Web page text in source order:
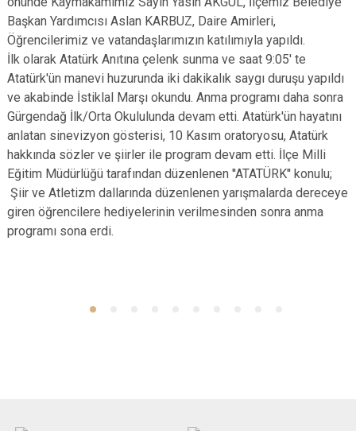
Düzköy
Hayrat
Yomra
Ortahisar
Başkan Yardımcısı Aslan KARBUZ, Daire Amirleri,
Öğrencilerimiz ve vatandaşlarımızın katılımıyla yapıldı.
İlk olarak Atatürk Anıtına çelenk sunma ve saat 9:05' te
Atatürk'ün manevi huzurunda iki dakikalık saygı duruşu yapıldı
ve akabinde İstiklal Marşı okundu. Anma programı daha sonra
Gürgendağ İlk/Orta Okululunda devam etti. Atatürk'ün hayatını
anlatan sinevizyon gösterisi, 10 Kasım oratoryosu, Atatürk
hakkında sözler ve şiirler ile program devam etti. İlçe Milli
Eğitim Müdürlüğü tarafından düzenlenen ''ATATÜRK'' konulu;
Şiir ve Atletizm dallarında düzenlenen yarışmalarda dereceye
giren öğrencilere hediyelerinin verilmesinden sonra anma
programı sona erdi.